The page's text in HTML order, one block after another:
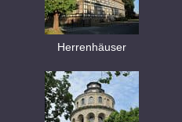
Herrenhäuser